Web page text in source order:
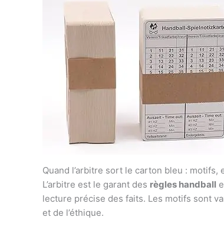
Quand l’arbitre sort le carton bleu :
L’arbitre est le garant des règles handball
lecture précise des faits. Les motifs sont
et de l’éthique.